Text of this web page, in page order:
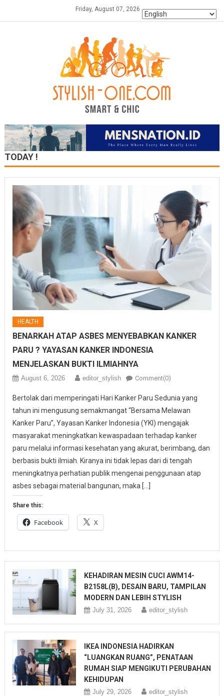
Friday, August 07, 2026
TODAY !
HEALTH
BENARKAH ATAP ASBES MENYEBABKAN KANKER
PARU ? YAYASAN KANKER INDONESIA
MENJELASKAN BUKTI ILMIAHNYA
August 6, 2026 editor_stylish Comment(0)
Bertolak dari memperingati Hari Kanker Paru Sedunia yang
tahun ini mengusung semakmangat “Bersama Melawan
Kanker Paru”, Yayasan Kanker Indonesia (YKI) mengajak
masyarakat meningkatkan kewaspadaan terhadap kanker
paru melalui informasi kesehatan yang akurat, berimbang, dan
berbasis bukti ilmiah. Kiranya ini tidak lepas dari di tengah
meningkatnya perhatian publik mengenai penggunaan atap
asbes sebagai material bangunan, maka […]
Share this:
Facebook X
KEHADIRAN MESIN CUCI AWM14-
B2158L(B), DESAIN BARU, TAMPILAN
MODERN DAN LEBIH STYLISH
July 31, 2026 editor_stylish
IKEA INDONESIA HADIRKAN
“LUANGKAN RUANG”, PENATAAN
RUMAH SIAP MENGIKUTI PERUBAHAN
KEHIDUPAN
July 29, 2026 editor_stylish